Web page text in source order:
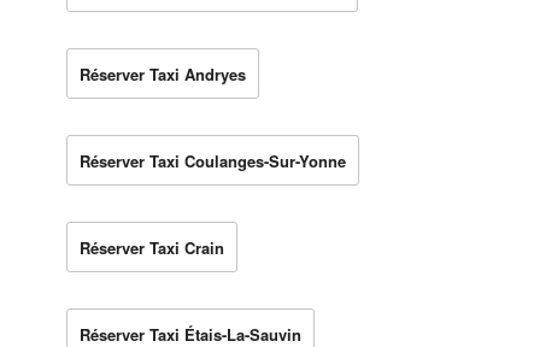
Réserver Taxi Andryes
Réserver Taxi Coulanges-Sur-Yonne
Réserver Taxi Crain
Réserver Taxi Étais-La-Sauvin